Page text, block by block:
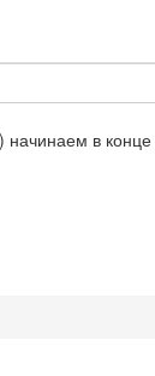
начинаем в